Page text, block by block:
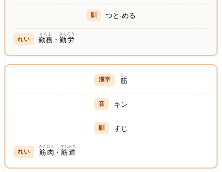
つと-める
勤務
きんむ
・勤労
きんろう
筋
すじ
キン
すじ
筋肉
きんにく
・筋道
すじみち